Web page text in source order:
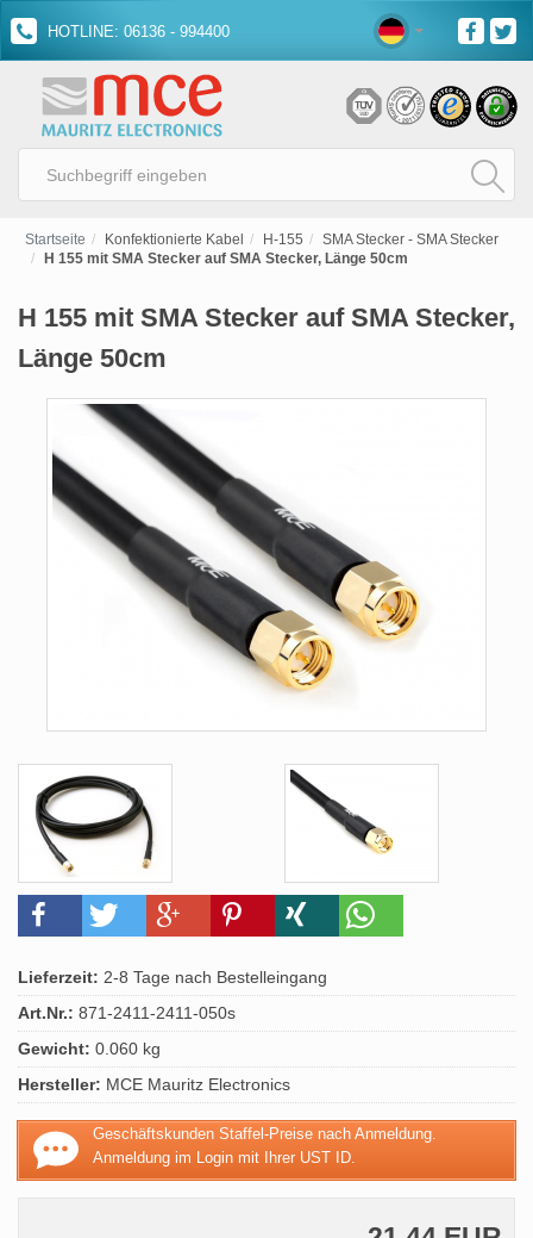
HOTLINE: 06136 - 994400
Startseite Konfektionierte Kabel H-155
SMA Stecker - SMA Stecker
H 155 mit SMA Stecker auf SMA Stecker, Länge 50cm
H 155 mit SMA Stecker auf SMA Stecker,
Länge 50cm
Lieferzeit: 2-8 Tage nach Bestelleingang
Art.Nr.: 871-2411-2411-050s
Gewicht: 0.060 kg
Hersteller: MCE Mauritz Electronics
Geschäftskunden Staffel-Preise nach Anmeldung.
Anmeldung im Login mit Ihrer UST ID.